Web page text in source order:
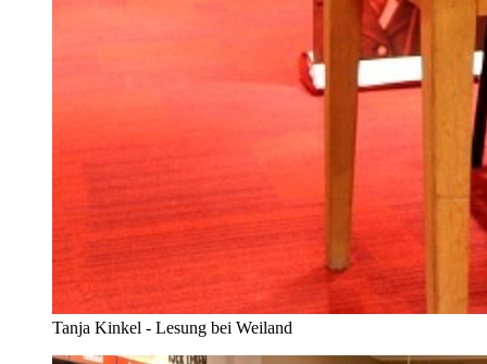
Tanja Kinkel - Lesung bei Weiland